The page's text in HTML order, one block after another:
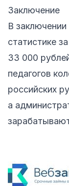
Заключение
В
статистике
33 000
педагогов
российских
а